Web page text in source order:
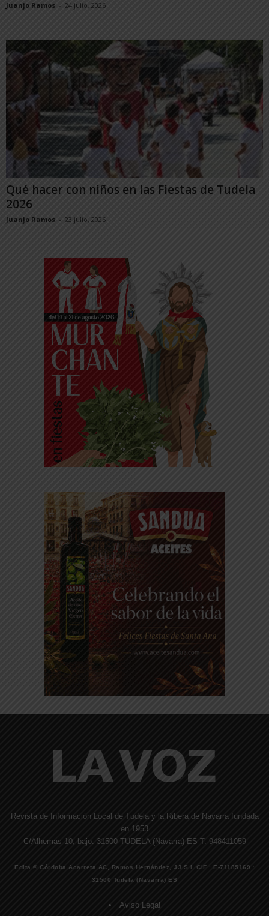
Juanjo Ramos - 24 julio, 2026
Qué hacer con niños en las Fiestas de Tudela
2026
Juanjo Ramos - 23 julio, 2026
Revista de Información Local de Tudela y la Ribera de Navarra fundada
en 1953
C/Alhemas 10, bajo. 31500 TUDELA (Navarra) ES T. 948411059
Edita © Córdoba Acarreta AC, Ramos Hernández, JJ S.I. CIF · E-71185169 ·
31500 Tudela (Navarra) ES
Aviso Legal